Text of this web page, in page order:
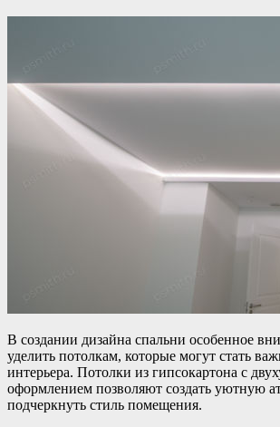
В создании дизайна спальни особенное
уделить потолкам, которые могут стать
интерьера. Потолки из гипсокартона с
оформлением позволяют создать уютную
подчеркнуть стиль помещения.